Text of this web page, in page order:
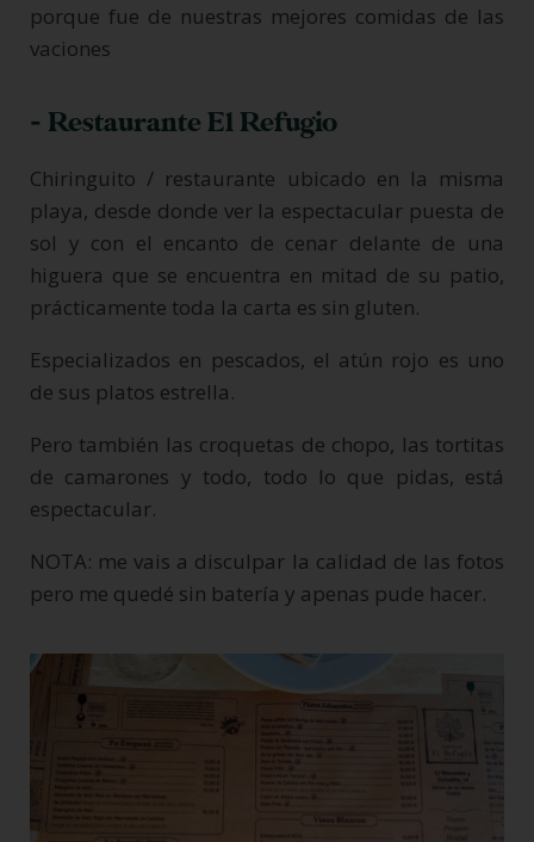
porque fue de nuestras mejores comidas de las
vaciones
- Restaurante El Refugio
Chiringuito / restaurante ubicado en la misma
playa, desde donde ver la espectacular puesta de
sol y con el encanto de cenar delante de una
higuera que se encuentra en mitad de su patio,
prácticamente toda la carta es sin gluten.
Especializados en pescados, el atún rojo es uno
de sus platos estrella.
Pero también las croquetas de chopo, las tortitas
de camarones y todo, todo lo que pidas, está
espectacular.
NOTA: me vais a disculpar la calidad de las fotos
pero me quedé sin batería y apenas pude hacer.